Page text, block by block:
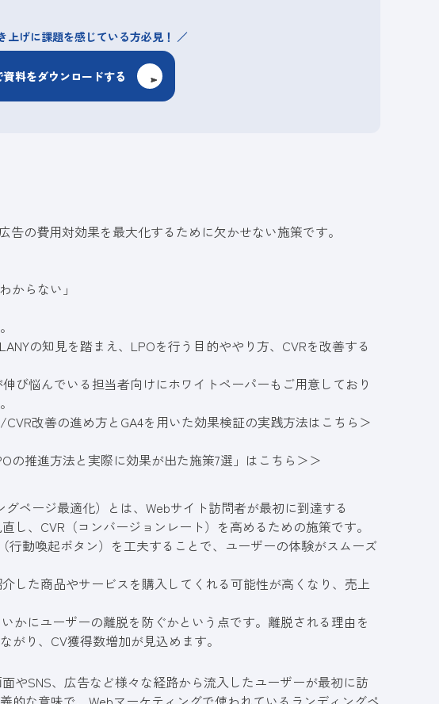
上げに課題を感じている方必見！
資料をダウンロードする
の費用対効果を最大化するために欠かせない施策です。
からない」
の知見を踏まえ、LPOを行う目的ややり方、CVRを改善する
び悩んでいる担当者向けにホワイトペーパーもご用意しており
改善の進め方とGA4を用いた効果検証の実践方法はこちら＞
の推進方法と実際に効果が出た施策7選」はこちら＞＞
ページ最適化） とは、 Webサイト訪問者が最初に到達する
し、CVR（コンバージョンレート）を高めるための施策です。
行動喚起ボタン）を工夫することで、ユーザーの体験がスムーズ
した商品やサービスを購入してくれる可能性が高くなり、売上
かにユーザーの離脱を防ぐかという点です。離脱される理由を
り、CV獲得数増加が見込めます。
やSNS、広告など様々な経路から流入したユーザーが最初に訪